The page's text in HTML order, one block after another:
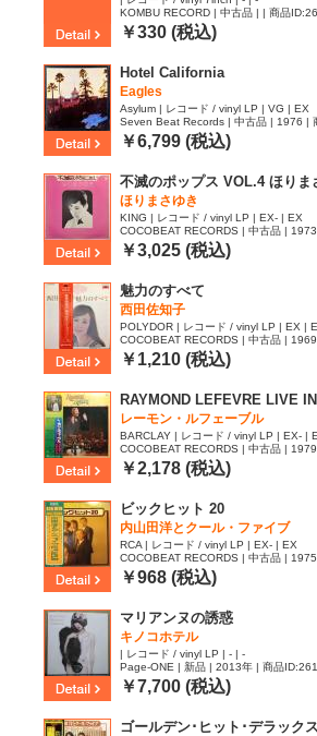
KOMBU RECORD | 中古品 | | 商品
￥330 (税込)
Hotel California
Eagles
Asylum | レコード / vinyl LP | VG | EX
Seven Beat Records | 中古品 | 1976 |
￥6,799 (税込)
不滅のポップス VOL.4 ほりま
ほりまさゆき
KING | レコード / vinyl LP | EX- | EX
COCOBEAT RECORDS | 中古品 |
49
￥3,025 (税込)
魅力のすべて
西田佐知子
POLYDOR | レコード / vinyl LP | EX |
COCOBEAT RECORDS | 中古品 |
37
￥1,210 (税込)
RAYMOND LEFEVRE LIVE
レーモン・ルフェーブル
BARCLAY | レコード / vinyl LP | EX- |
COCOBEAT RECORDS | 中古品 |
66
￥2,178 (税込)
ビックヒット 20
内山田洋とクール・ファイブ
RCA | レコード / vinyl LP | EX- | EX
COCOBEAT RECORDS | 中古品 |
89
￥968 (税込)
マリアンヌの誘惑
キノコホテル
| レコード / vinyl LP | - | -
Page-ONE | 新品 | 2013年 | 商品
￥7,700 (税込)
ゴールデン･ヒット･デラック